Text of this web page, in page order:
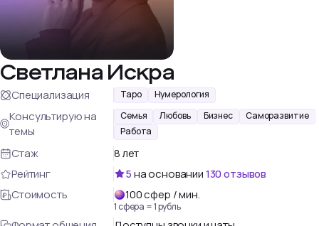
Светлана Искра
Специализация Таро Нумерология
Консультирую на
темы
Семья Любовь Бизнес
Саморазвитие
Работа
Стаж
8 лет
Рейтинг
5на основании130 отзывов
Стоимость
100сфер / мин.
1 сфера = 1 рубль